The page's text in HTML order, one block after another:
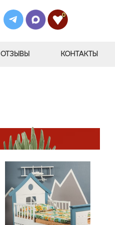
0
ОТЗЫВЫ КОНТАКТЫ